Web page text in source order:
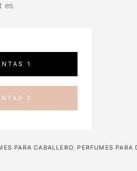
es
1
2
PARA CABALLERO, PERFUMES PARA